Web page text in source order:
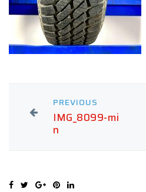
PREVIOUS
IMG_8099-mi
n